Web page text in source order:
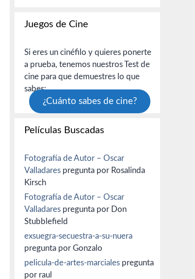
Juegos de Cine
Si eres un cinéfilo y quieres ponerte
a prueba, tenemos nuestros Test de
cine para que demuestres lo que
sabes:
¿Cuánto sabes de cine?
Películas Buscadas
Fotografía de Autor – Oscar
Valladares pregunta por Rosalinda
Kirsch
Fotografía de Autor – Oscar
Valladares pregunta por Don
Stubblefield
exsuegra-secuestra-a-su-nuera
pregunta por Gonzalo
pelicula-de-artes-marciales pregunta
por raul